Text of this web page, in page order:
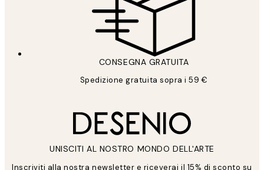
CONSEGNA GRATUITA
Spedizione gratuita sopra i 59 €
UNISCITI AL NOSTRO MONDO DELL'ARTE
Inscriviti alla nostra newsletter e riceverai il 15% di sconto su